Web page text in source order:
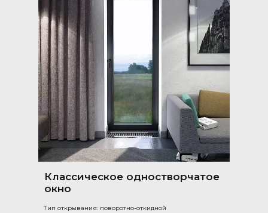
Классическое одностворчатое
окно
Тип открывания: поворотно-откидной